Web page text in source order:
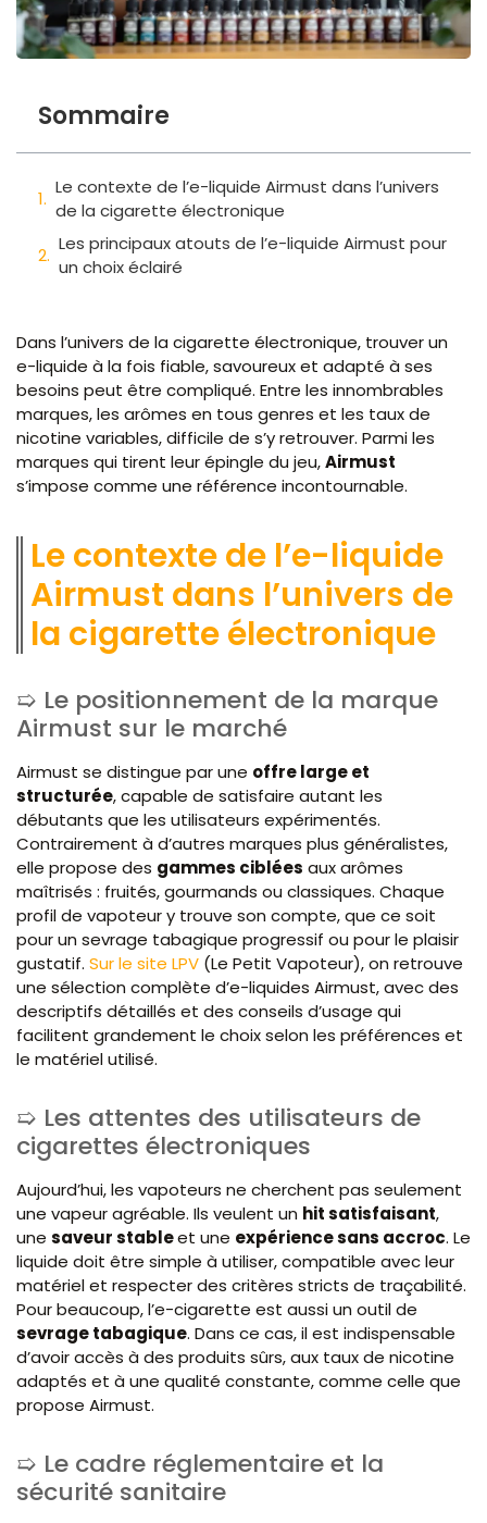
Sommaire
Le contexte de l’e-liquide Airmust dans l’univers
de la cigarette électronique
Les principaux atouts de l’e-liquide Airmust pour
un choix éclairé
Dans l’univers de la cigarette électronique, trouver un
e-liquide à la fois fiable, savoureux et adapté à ses
besoins peut être compliqué. Entre les innombrables
marques, les arômes en tous genres et les taux de
nicotine variables, difficile de s’y retrouver. Parmi les
marques qui tirent leur épingle du jeu,Airmust
s’impose comme une référence incontournable.
Le contexte de l’e-liquide
Airmust dans l’univers de
la cigarette électronique
Le positionnement de la marque
Airmust sur le marché
Airmust se distingue par une offre large et
structurée, capable de satisfaire autant les
débutants que les utilisateurs expérimentés.
Contrairement à d’autres marques plus généralistes,
elle propose des gammes ciblées aux arômes
maîtrisés : fruités, gourmands ou classiques. Chaque
profil de vapoteur y trouve son compte, que ce soit
pour un sevrage tabagique progressif ou pour le plaisir
gustatif. Sur le site LPV (Le Petit Vapoteur), on retrouve
une sélection complète d’e-liquides Airmust, avec des
descriptifs détaillés et des conseils d’usage qui
facilitent grandement le choix selon les préférences et
le matériel utilisé.
Les attentes des utilisateurs de
cigarettes électroniques
Aujourd’hui, les vapoteurs ne cherchent pas seulement
une vapeur agréable. Ils veulent un hit satisfaisant,
une saveur stableet une expérience sans accroc. Le
liquide doit être simple à utiliser, compatible avec leur
matériel et respecter des critères stricts de traçabilité.
Pour beaucoup, l’e-cigarette est aussi un outil de
sevrage tabagique. Dans ce cas, il est indispensable
d’avoir accès à des produits sûrs, aux taux de nicotine
adaptés et à une qualité constante, comme celle que
propose Airmust.
Le cadre réglementaire et la
sécurité sanitaire